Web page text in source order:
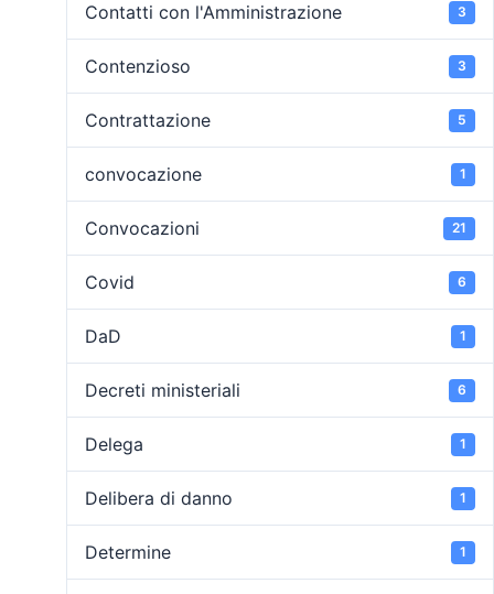
Contatti con l'Amministrazione 3
Contenzioso 3
Contrattazione 5
convocazione 1
Convocazioni 21
Covid 6
DaD 1
Decreti ministeriali 6
Delega 1
Delibera di danno 1
Determine 1